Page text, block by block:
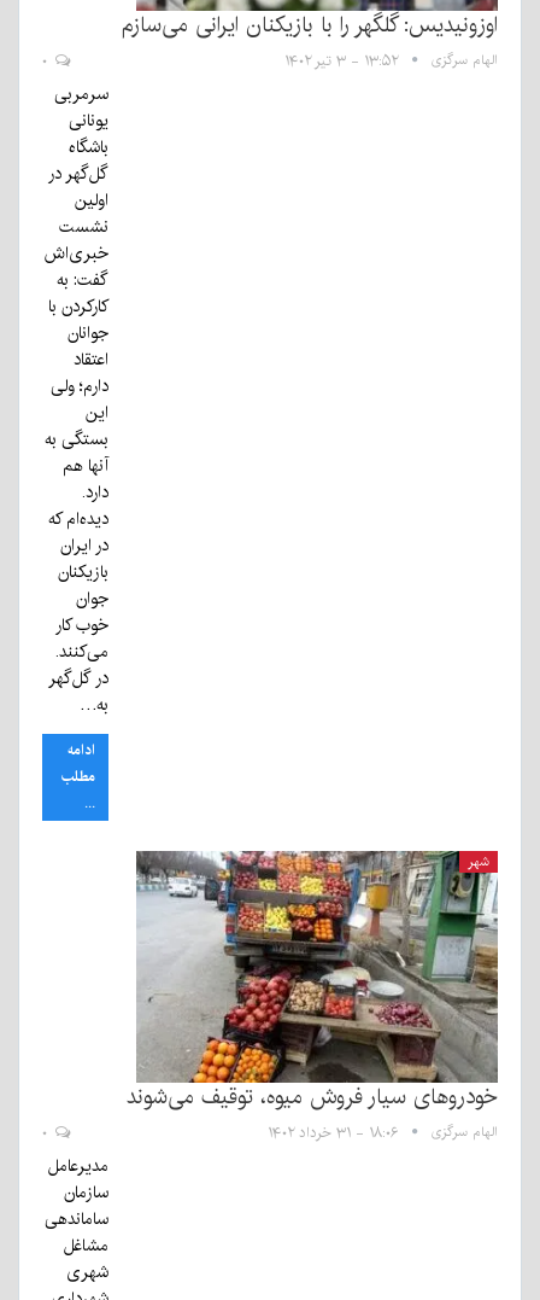
اوزونیدیس: گلگهر را با بازیکنان ایرانی می‌سازم
الهام سرگزی ۱۳:۵۲ - ۳ تیر ۱۴۰۲
سرمربی
یونانی
باشگاه
گل‌گهر در
اولین
نشست
خبری‌اش
گفت: به
کارکردن با
جوانان
اعتقاد
دارم؛ ولی
این
بستگی به
آنها هم
دارد.
دیده‌ام که
در ایران
بازیکنان
جوان
خوب کار
می‌کنند.
در گل‌گهر
به…
ادامه
مطلب
...
شهر
خودرو‌های سیار فروش میوه، توقیف می‌شوند
الهام سرگزی ۱۸:۰۶ - ۳۱ خرداد ۱۴۰۲
مدیرعامل
سازمان
ساماندهی
مشاغل
شهری